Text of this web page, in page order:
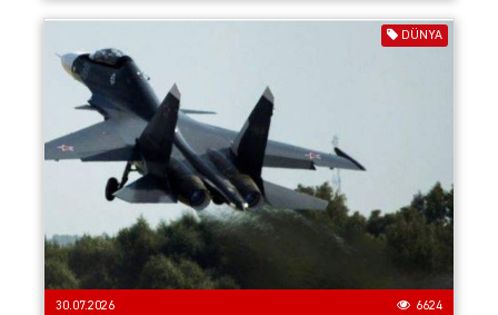
DÜNYA
30.07.2026 6624